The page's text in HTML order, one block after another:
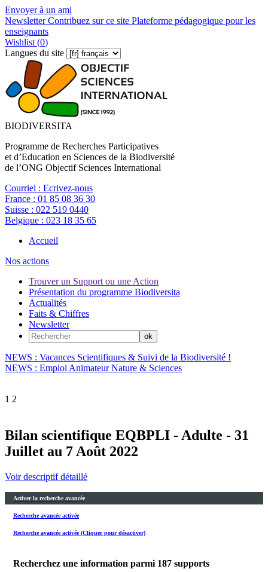
Envoyer à un ami
NewsletterContribuez sur ce site Plateforme pédagogique pour les
enseignants
Wishlist (0)
Langues du site
BIODIVERSITA
Programme de Recherches Participatives
et d’Education en Sciences de la Biodiversité
de l’ONG Objectif Sciences International
Courriel : Ecrivez-nous
France : 01 85 08 36 30
Suisse : 022 519 0440
Belgique : 023 18 35 65
Accueil
Nos actions
Trouver un Support ou une Action
Présentation du programme Biodiversita
Actualités
Faits & Chiffres
Newsletter
NEWS : Vacances Scientifiques & Suivi de la Biodiversité !
NEWS : Emploi Animateur Nature & Sciences
1 2
Bilan scientifique EQBPLI - Adulte - 31
Juillet au 7 Août 2022
Voir descriptif détaillé
Activer la recherche avancée
Recherche avancée activée
Recherche avancée activée (Cliquer pour désactiver)
Recherchez une information parmi 187 supports